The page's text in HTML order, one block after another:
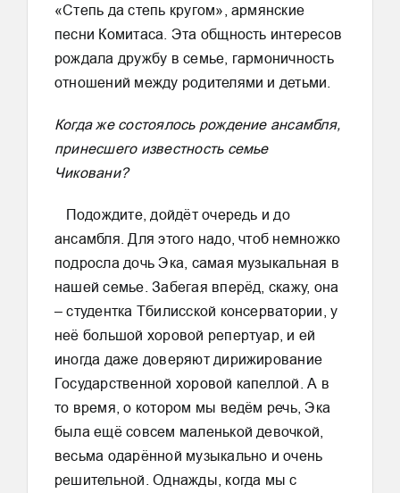
«Степь да степь кругом», армянские
песни Комитаса. Эта общность интересов
рождала дружбу в семье, гармоничность
отношений между родителями и детьми.
Когда же состоялось рождение ансамбля,
принесшего известность семье
Чиковани?
Подождите, дойдёт очередь и до
ансамбля. Для этого надо, чтоб немножко
подросла дочь Эка, самая музыкальная в
нашей семье. Забегая вперёд, скажу, она
– студентка Тбилисской консерватории, у
неё большой хоровой репертуар, и ей
иногда даже доверяют дирижирование
Государственной хоровой капеллой. А в
то время, о котором мы ведём речь, Эка
была ещё совсем маленькой девочкой,
весьма одарённой музыкально и очень
решительной. Однажды, когда мы с